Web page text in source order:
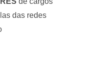
das redes